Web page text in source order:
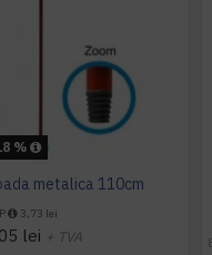
%
metalica 110cm
3,73 lei
lei + TVA